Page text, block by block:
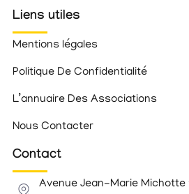
Liens utiles
Mentions légales
Politique De Confidentialité
L’annuaire Des Associations
Nous Contacter
Contact
Avenue Jean-Marie Michotte